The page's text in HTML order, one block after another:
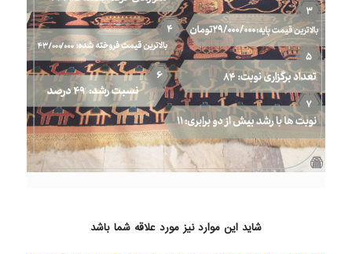
شاید این موارد نیز مورد علاقه شما باشد